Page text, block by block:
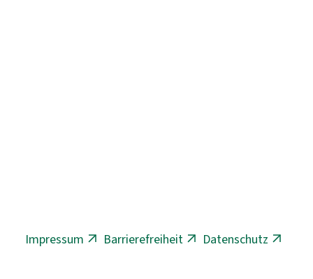
Impressum Barrierefreiheit Datenschutz